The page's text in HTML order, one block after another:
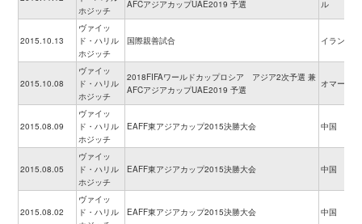
ホジッチ
AFCアジアカップUAE2019 予選 ル
2015.10.13
ヴァイッ
ド・ハリル
ホジッチ
国際親善試合 イラン
2015.10.08
ヴァイッ
ド・ハリル
ホジッチ
2018FIFAワールドカップロシア アジア2次予選 兼
AFCアジアカップUAE2019 予選
オマーン
2015.08.09
ヴァイッ
ド・ハリル
ホジッチ
EAFF東アジアカップ2015決勝大会 中国
2015.08.05
ヴァイッ
ド・ハリル
ホジッチ
EAFF東アジアカップ2015決勝大会 中国
2015.08.02
ヴァイッ
ド・ハリル
EAFF東アジアカップ2015決勝大会 中国